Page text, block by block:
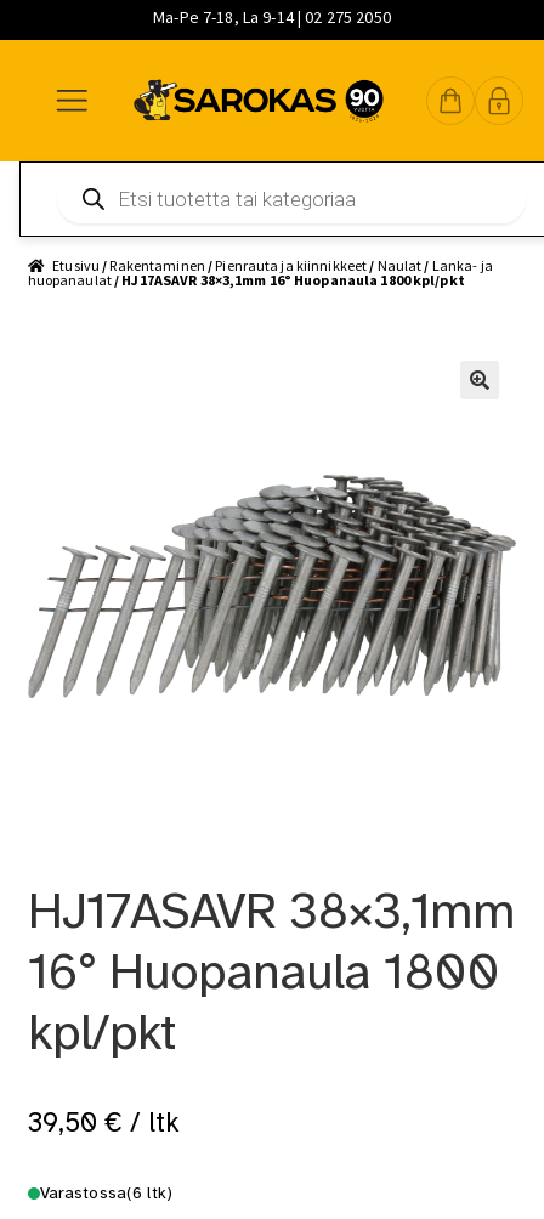
Ma-Pe 7-18, La 9-14 | 02 275 2050
navigointiin
sisältöön
pääsisältöön
search
Etusivu /Rakentaminen /Pienrauta ja kiinnikkeet / Naulat / Lanka- ja
huopanaulat/ HJ17ASAVR 38×3,1mm 16° Huopanaula 1800 kpl/pkt
HJ17ASAVR 38×3,1mm
16° Huopanaula 1800
kpl/pkt
39,50 € / ltk
Varastossa(6 ltk)